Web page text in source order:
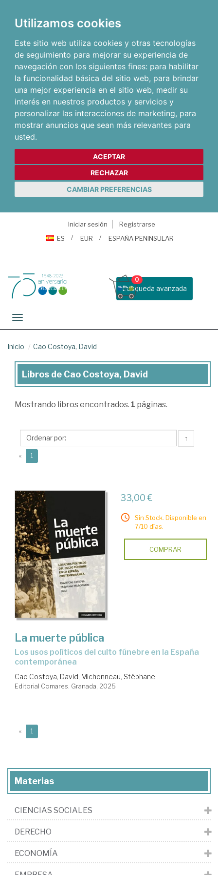
Utilizamos cookies
Este sitio web utiliza cookies y otras tecnologías
de seguimiento para mejorar su experiencia de
navegación con los siguientes fines: para habilitar
la funcionalidad básica del sitio web, para brindar
una mejor experiencia en el sitio web, medir su
interés en nuestros productos y servicios y
personalizar las interacciones de marketing, para
mostrar anuncios que sean más relevantes para
usted.
ACEPTAR
RECHAZAR
CAMBIAR PREFERENCIAS
Iniciar sesión
Registrarse
ES
EUR ESPAÑA PENINSULAR
Busqueda avanzada
0
Toggle navigation
Inicio Cao Costoya, David
Libros
Cao
David
Libros de Cao Costoya, David
Mostrando libros encontrados. 1 páginas.
↑
« 1
33,00 €
Sin Stock. Disponible en
7/10 días.
COMPRAR
La muerte pública
Los usos políticos del culto fúnebre en la España
contemporánea
Cao Costoya, David; Michonneau, Stéphane
Editorial Comares. Granada, 2025
« 1
Materias
CIENCIAS SOCIALES
DERECHO
ECONOMÍA